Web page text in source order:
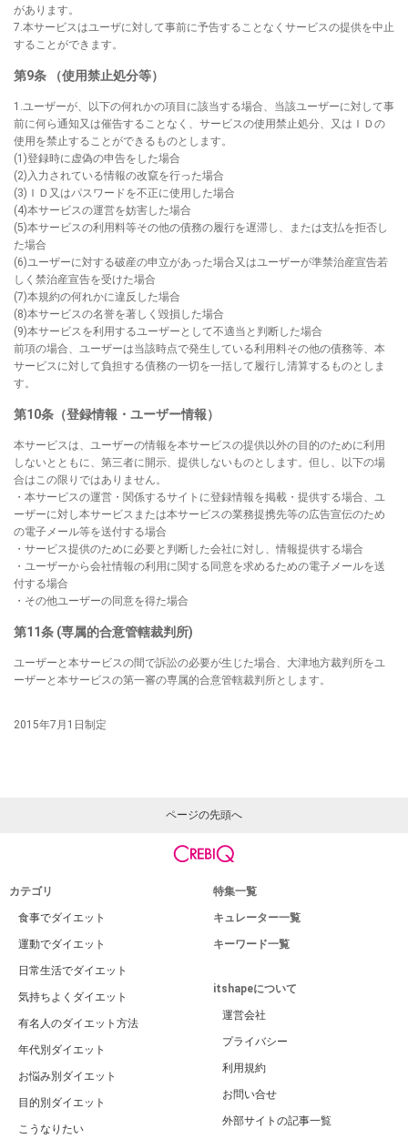
があります。
7.本サービスはユーザに対して事前に予告することなくサービスの提供を中止
することができます。
第9条 （使用禁止処分等）
1.ユーザーが、以下の何れかの項目に該当する場合、当該ユーザーに対して事
前に何ら通知又は催告することなく、サービスの使用禁止処分、又はＩＤの
使用を禁止することができるものとします。
(1)登録時に虚偽の申告をした場合
(2)入力されている情報の改竄を行った場合
(3)ＩＤ又はパスワードを不正に使用した場合
(4)本サービスの運営を妨害した場合
(5)本サービスの利用料等その他の債務の履行を遅滞し、または支払を拒否し
た場合
(6)ユーザーに対する破産の申立があった場合又はユーザーが準禁治産宣告若
しく禁治産宣告を受けた場合
(7)本規約の何れかに違反した場合
(8)本サービスの名誉を著しく毀損した場合
(9)本サービスを利用するユーザーとして不適当と判断した場合
前項の場合、ユーザーは当該時点で発生している利用料その他の債務等、本
サービスに対して負担する債務の一切を一括して履行し清算するものとしま
す。
第10条（登録情報・ユーザー情報）
本サービスは、ユーザーの情報を本サービスの提供以外の目的のために利用
しないとともに、第三者に開示、提供しないものとします。但し、以下の場
合はこの限りではありません。
・本サービスの運営・関係するサイトに登録情報を掲載・提供する場合、ユ
ーザーに対し本サービスまたは本サービスの業務提携先等の広告宣伝のため
の電子メール等を送付する場合
・サービス提供のために必要と判断した会社に対し、情報提供する場合
・ユーザーから会社情報の利用に関する同意を求めるための電子メールを送
付する場合
・その他ユーザーの同意を得た場合
第11条 (専属的合意管轄裁判所)
ユーザーと本サービスの間で訴訟の必要が生じた場合、大津地方裁判所をユ
ーザーと本サービスの第一審の専属的合意管轄裁判所とします。
2015年7月1日制定
ページの先頭へ
カテゴリ
食事でダイエット
運動でダイエット
日常生活でダイエット
気持ちよくダイエット
有名人のダイエット方法
年代別ダイエット
お悩み別ダイエット
目的別ダイエット
こうなりたい
特集一覧
キュレーター一覧
キーワード一覧
itshapeについて
運営会社
プライバシー
利用規約
お問い合せ
外部サイトの記事一覧